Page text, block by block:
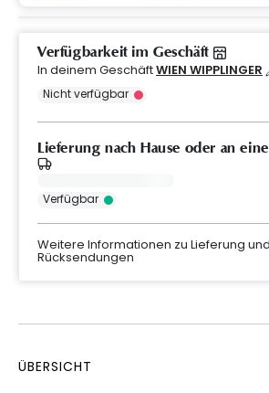
Verfügbarkeit im Geschäft
In deinem GeschäftWIEN WIPPLINGER
Nicht verfügbar
Lieferung nach Hause oder an
Verfügbar
Weitere Informationen zu Lieferung und
Rücksendungen
ÜBERSICHT